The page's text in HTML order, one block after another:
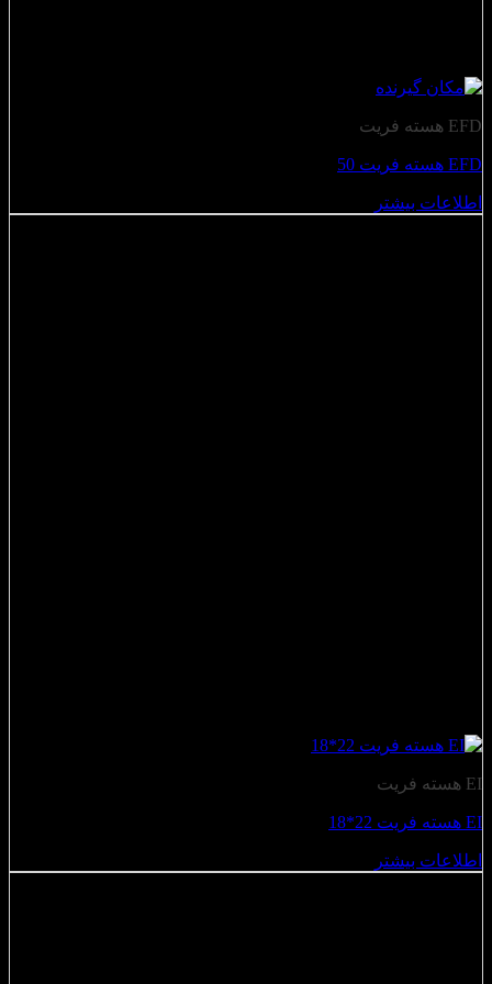
EFD هسته فریت
EFD هسته فریت 50
اطلاعات بیشتر
EI هسته فریت
EI هسته فریت 22*18
اطلاعات بیشتر